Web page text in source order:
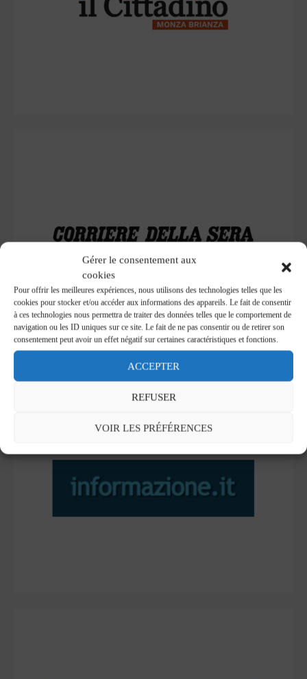
Gérer le consentement aux
cookies
Pour offrir les meilleures expériences, nous utilisons des technologies telles que les
cookies pour stocker et/ou accéder aux informations des appareils. Le fait de consentir
à ces technologies nous permettra de traiter des données telles que le comportement de
navigation ou les ID uniques sur ce site. Le fait de ne pas consentir ou de retirer son
consentement peut avoir un effet négatif sur certaines caractéristiques et fonctions.
ACCEPTER
REFUSER
VOIR LES PRÉFÉRENCES
2023